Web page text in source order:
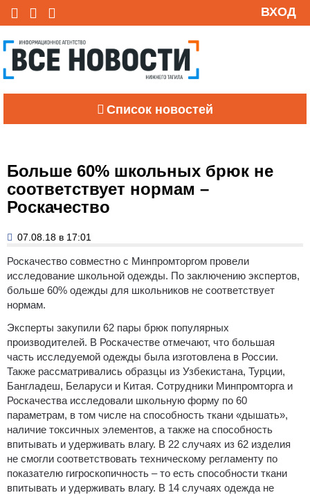
ВХОД
Список новостей
Больше 60% школьных брюк не
соответствует нормам –
Роскачество
07.08.18 в 17:01
Роскачество совместно с Минпромторгом провели
исследование школьной одежды. По заключению экспертов,
больше 60% одежды для школьников не соответствует
нормам.
Эксперты закупили 62 пары брюк популярных
производителей. В Роскачестве отмечают, что большая
часть исследуемой одежды была изготовлена в России.
Также рассматривались образцы из Узбекистана, Турции,
Бангладеш, Беларуси и Китая. Сотрудники Минпромторга и
Роскачества исследовали школьную форму по 60
параметрам, в том числе на способность ткани «дышать»,
наличие токсичных элементов, а также на способность
впитывать и удерживать влагу. В 22 случаях из 62 изделия
не смогли соответствовать техническому регламенту по
показателю гигроскопичность – то есть способности ткани
впитывать и удерживать влагу. В 14 случаях одежда не